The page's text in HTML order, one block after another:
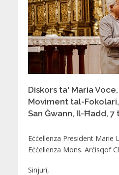
Diskors ta' Maria
Moviment tal-
San Ġwann, Il-Ħadd, 7
Eċċellenza President Marie
Eċċellenza Mons. Arċisqof
Sinjuri,